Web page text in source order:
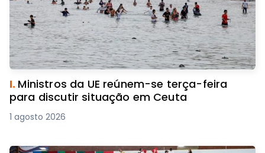
I. Ministros da UE reúnem-se terça-feira
para discutir situação em Ceuta
1 agosto 2026